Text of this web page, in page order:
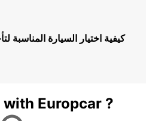
كيفية اختيار السيارة المناسبة
Europcar ?